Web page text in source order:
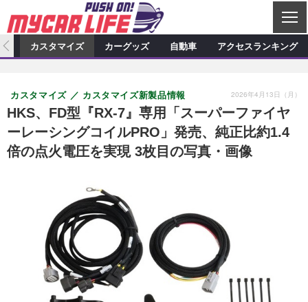
C
L
S
カーオーディオ
プロショップ検索
カーオーディオニュース デモカー製作記
その他
カスタマイズ特集記事 カスタマイズ新製品情報
カスタマイズニュース
カーグッズ
カーグッズ特集記事 カーグッズ新製品情報
カーグッズニュース
自動車
スクープ
カスタマイズ カーグッズ 自動車 アクセスランキング
HKS、FD型『RX-7』専用「スーパーファイヤ
ーレーシングコイルPRO」発売、純正比約1.4
倍の点火電圧を実現 3枚目の写真・画像
カスタマイズ カスタマイズ新製品情報 2026年4月13日（月）